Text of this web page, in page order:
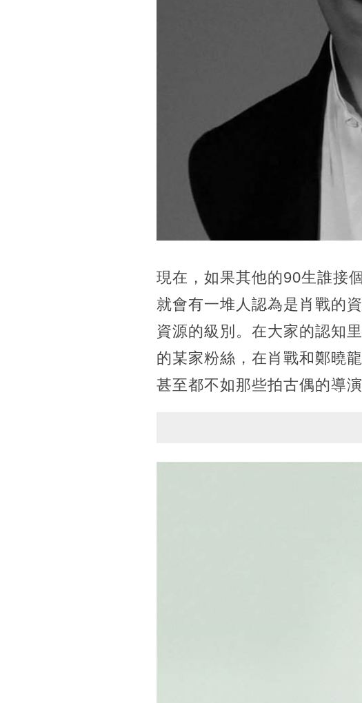
現在，如果其他的90生誰接
就會有一堆人認為是肖戰的
資源的級別。在大家的認知
的某家粉絲，在肖戰和鄭曉
甚至都不如那些拍古偶的導演